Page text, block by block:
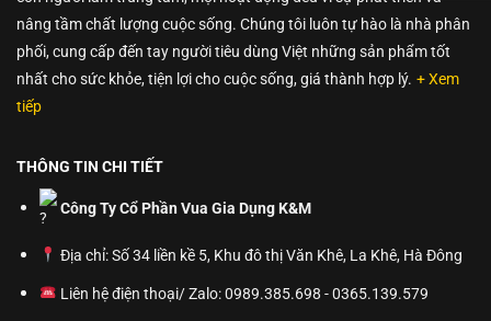
nâng tầm chất lượng cuộc sống. Chúng tôi luôn tự hào là nhà phân
phối, cung cấp đến tay người tiêu dùng Việt những sản phẩm tốt
nhất cho sức khỏe, tiện lợi cho cuộc sống, giá thành hợp lý. + Xem
tiếp
THÔNG TIN CHI TIẾT
Công Ty Cổ Phần Vua Gia Dụng K&M
Địa chỉ: Số 34 liền kề 5, Khu đô thị Văn Khê, La Khê, Hà Đông
Liên hệ điện thoại/ Zalo: 0989.385.698 - 0365.139.579